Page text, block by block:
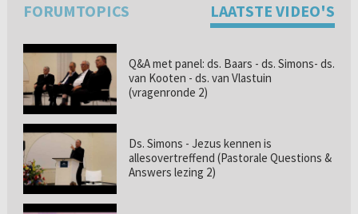
FORUMTOPICS LAATSTE VIDEO'S
Q&A met panel: ds. Baars - ds. Simons- ds.
van Kooten - ds. van Vlastuin
(vragenronde 2)
Ds. Simons - Jezus kennen is
allesovertreffend (Pastorale Questions &
Answers lezing 2)